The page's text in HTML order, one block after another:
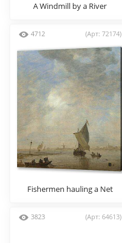
A Windmill by a River
4712 (Арт: 72174)
Fishermen hauling a Net
3823 (Арт: 64613)